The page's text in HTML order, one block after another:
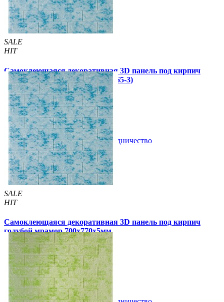
SALE
HIT
Самоклеющаяся декоративная 3D панель под кирпич
голубой мрамор 700x770x3мм (65-3)
79 грн /шт 130 грн/шт
Купить В закладки Сотрудничество
SALE
HIT
Самоклеющаяся декоративная 3D панель под кирпич
голубой мрамор 700x770x5мм
105 грн/шт 180 грн/шт
1 отзывов